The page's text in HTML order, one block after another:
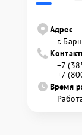
Адрес
г.
+7
+7
Время